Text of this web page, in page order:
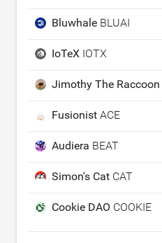
Bluwhale BLUAI
IoTeX IOTX
Jimothy The Raccoon
Fusionist ACE
Audiera BEAT
Simon's Cat CAT
Cookie DAO COOKIE